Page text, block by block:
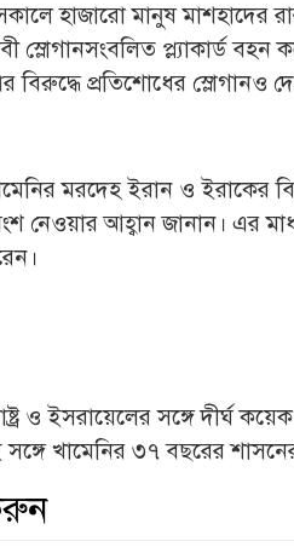
হাজারো মানুষ মাশহাদের
স্লোগানসংবলিত প্ল্যাকার্ড
বিরুদ্ধে প্রতিশোধের স্লোগানও
মরদেহ ইরান ও ইরাকের
নেওয়ার আহ্বান জানান। এর
ও ইসরায়েলের সঙ্গে দীর্ঘ
খামেনির ৩৭ বছরের